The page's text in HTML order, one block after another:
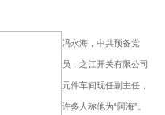
冯永海，中共预备党
员，之江开关有限公司
元件车间现任副主任，
许多人称他为“阿海”。